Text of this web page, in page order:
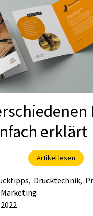
er­klärt
Artikel lesen
, Drucktechnik,